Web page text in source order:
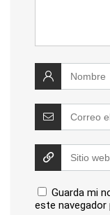
Guarda mi
este navegador